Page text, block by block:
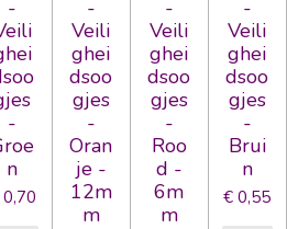
-
-
n
-
Veili
ghei
dsoo
gjes
-
Oran
je -
12m
m
-
Veili
ghei
dsoo
gjes
-
Roo
d -
6m
m
-
Veili
ghei
dsoo
gjes
-
Brui
n
€ 0,55